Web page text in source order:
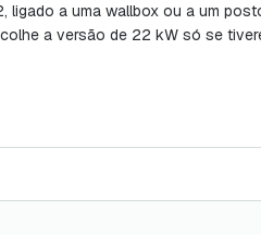
a uma wallbox ou a um
a versão de 22 kW só se